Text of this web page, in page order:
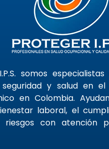
I.P.S. somos
seguridad y salud en
en Colombia.
laboral, el
riesgos con atención